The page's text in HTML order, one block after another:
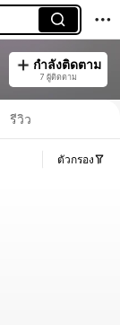
กำลังติดตาม
7 ผู้ติดตาม
รีวิว
ตัวกรอง